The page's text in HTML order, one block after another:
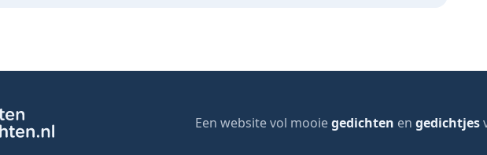
Een website vol mooiegedichten en gedichtjes